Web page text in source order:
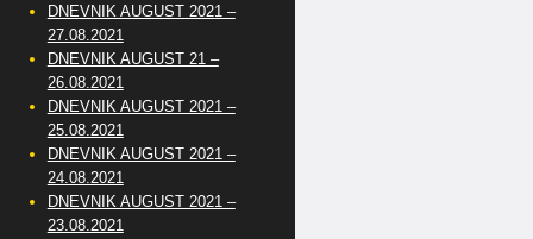
DNEVNIK AUGUST 2021 –
27.08.2021
DNEVNIK AUGUST 21 –
26.08.2021
DNEVNIK AUGUST 2021 –
25.08.2021
DNEVNIK AUGUST 2021 –
24.08.2021
DNEVNIK AUGUST 2021 –
23.08.2021